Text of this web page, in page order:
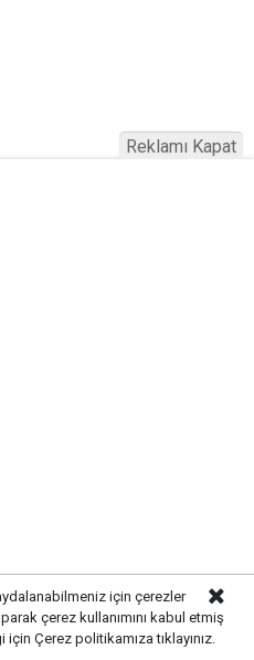
esmesi bekleniyor. Yağış
bulunuyor.
için çerezler
çerez kullanımını kabul etmiş
için Çerez politikamıza tıklayınız.
Reklamı Kapat